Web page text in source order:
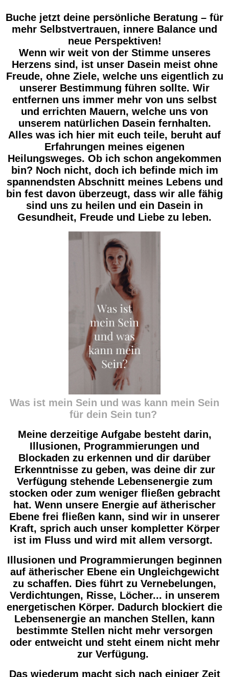
Buche jetzt deine persönliche Beratung – für
mehr Selbstvertrauen, innere Balance und
neue Perspektiven!
Wenn wir weit von der Stimme unseres
Herzens sind, ist unser Dasein meist ohne
Freude, ohne Ziele, welche uns eigentlich zu
unserer Bestimmung führen sollte. Wir
entfernen uns immer mehr von uns selbst
und errichten Mauern, welche uns von
unserem natürlichen Dasein fernhalten.
Alles was ich hier mit euch teile, beruht auf
Erfahrungen meines eigenen
Heilungsweges. Ob ich schon angekommen
bin? Noch nicht, doch ich befinde mich im
spannendsten Abschnitt meines Lebens und
bin fest davon überzeugt, dass wir alle fähig
sind uns zu heilen und ein Dasein in
Gesundheit, Freude und Liebe zu leben.
Was ist mein Sein und was kann mein Sein
für dein Sein tun?
Meine derzeitige Aufgabe besteht darin,
Illusionen, Programmierungen und
Blockaden zu erkennen und dir darüber
Erkenntnisse zu geben, was deine dir zur
Verfügung stehende Lebensenergie zum
stocken oder zum weniger fließen gebracht
hat. Wenn unsere Energie auf ätherischer
Ebene frei fließen kann, sind wir in unserer
Kraft, sprich auch unser kompletter Körper
ist im Fluss und wird mit allem versorgt.
Illusionen und Programmierungen beginnen
auf ätherischer Ebene ein Ungleichgewicht
zu schaffen. Dies führt zu Vernebelungen,
Verdichtungen, Risse, Löcher... in unserem
energetischen Körper. Dadurch blockiert die
Lebensenergie an manchen Stellen, kann
bestimmte Stellen nicht mehr versorgen
oder entweicht und steht einem nicht mehr
zur Verfügung.
Das wiederum macht sich nach einiger Zeit